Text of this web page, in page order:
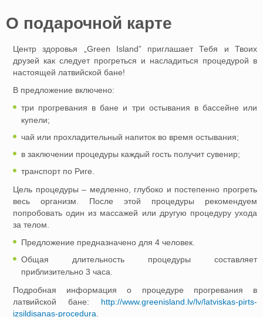
O подарочной картe
Центр здоровья „Green Island” приглашает Тебя и Твоих
друзей как следует прогреться и насладиться процедурой в
настоящей латвийской бане!
В предложение включено:
три прогревания в бане и три остывания в бассейне или
купели;
чай или прохладительный напиток во время остывания;
в заключении процедуры каждый гость получит сувенир;
транспорт по Риге.
Цель процедуры – медленно, глубоко и постепенно прогреть
весь организм. После этой процедуры рекомендуем
попробовать один из массажей или другую процедуру ухода
за телом.
Предложение предназначено для 4 человек.
Общая длительность процедуры составляет
приблизительно 3 часа.
Подробная информация о процедуре прогревания в
латвийской бане: http://www.greenisland.lv/lv/latviskas-pirts-
izsildisanas-procedura.